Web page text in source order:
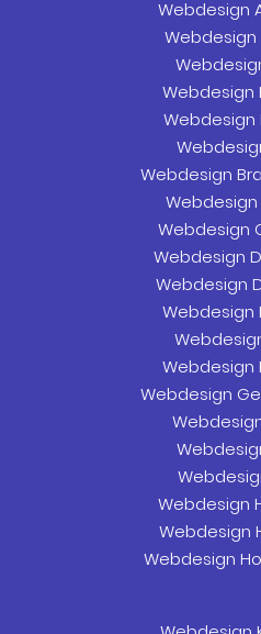
Webdesign
Webdesign
Webdesign
Webdesign
Webdesign
Webdesign
Webdesign
Webdesign
Webdesign
Webdesign
Webdesign
Webdesign
Webdesign
Webdesign